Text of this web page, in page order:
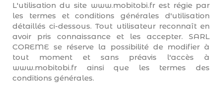
L'utilisation du site www.mobitobi.fr est régie par
les termes et conditions générales d'utilisation
détaillés ci-dessous. Tout utilisateur reconnaît en
avoir pris connaissance et les accepter. SARL
COREME se réserve la possibilité de modifier à
tout moment et sans préavis l'accès à
www.mobitobi.fr ainsi que les termes des
conditions générales.